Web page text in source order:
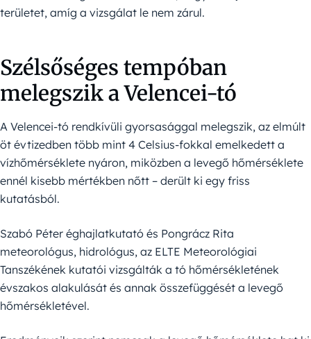
területet, amíg a vizsgálat le nem zárul.
Szélsőséges tempóban
melegszik a Velencei-tó
A Velencei-tó rendkívüli gyorsasággal melegszik, az elmúlt
öt évtizedben több mint 4 Celsius-fokkal emelkedett a
vízhőmérséklete nyáron, miközben a levegő hőmérséklete
ennél kisebb mértékben nőtt – derült ki egy friss
kutatásból.
Szabó Péter éghajlatkutató és Pongrácz Rita
meteorológus, hidrológus, az ELTE Meteorológiai
Tanszékének kutatói vizsgálták a tó hőmérsékletének
évszakos alakulását és annak összefüggését a levegő
hőmérsékletével.